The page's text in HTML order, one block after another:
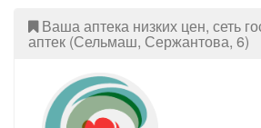
Ваша аптека низких цен, сеть
аптек (Сельмаш, Сержантова, 6)